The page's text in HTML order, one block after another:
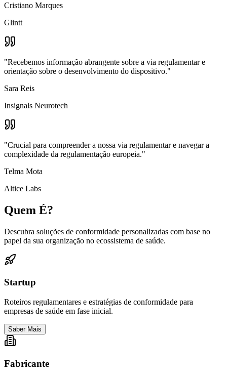
Cristiano Marques
Glintt
"Recebemos informação abrangente sobre a via regulamentar e
orientação sobre o desenvolvimento do dispositivo."
Sara Reis
Insignals Neurotech
"Crucial para compreender a nossa via regulamentar e navegar a
complexidade da regulamentação europeia."
Telma Mota
Altice Labs
Quem É?
Descubra soluções de conformidade personalizadas com base no
papel da sua organização no ecossistema de saúde.
Startup
Roteiros regulamentares e estratégias de conformidade para
empresas de saúde em fase inicial.
Saber Mais
Fabricante